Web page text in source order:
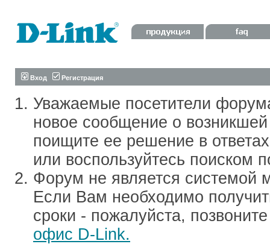
Вход Регистрация
Уважаемые посетители
новое сообщение о
поищите ее решение в
или воспользуйтесь поиском
Форум не является системой
Если Вам необходимо
сроки - пожалуйста,
офис D-Link.